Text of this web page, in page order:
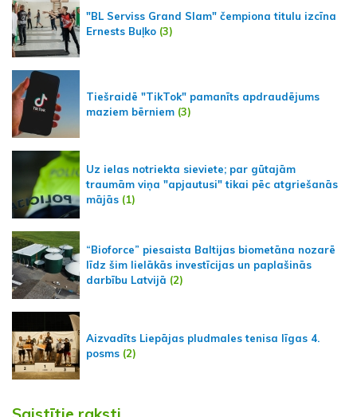
"BL Serviss Grand Slam" čempiona titulu izcīna
Ernests Buļko (3)
Tiešraidē "TikTok" pamanīts apdraudējums
maziem bērniem (3)
Uz ielas notriekta sieviete; par gūtajām
traumām viņa "apjautusi" tikai pēc atgriešanās
mājās (1)
“Bioforce” piesaista Baltijas biometāna nozarē
līdz šim lielākās investīcijas un paplašinās
darbību Latvijā (2)
Aizvadīts Liepājas pludmales tenisa līgas 4.
posms (2)